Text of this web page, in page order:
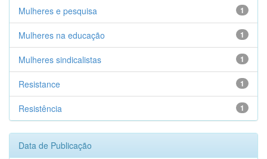
1
Mulheres e pesquisa
1
Mulheres na educação
1
Mulheres sindicalistas
1
Resistance
1
Resistência
Data de Publicação